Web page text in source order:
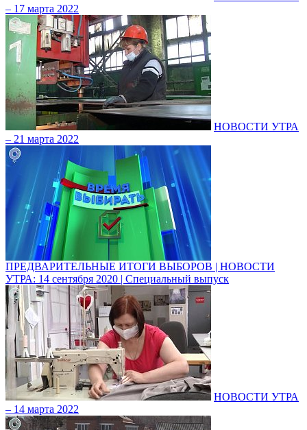
– 17 марта 2022
НОВОСТИ УТРА
– 21 марта 2022
ПРЕДВАРИТЕЛЬНЫЕ ИТОГИ ВЫБОРОВ | НОВОСТИ
УТРА: 14 сентября 2020 | Специальный выпуск
НОВОСТИ УТРА
– 14 марта 2022